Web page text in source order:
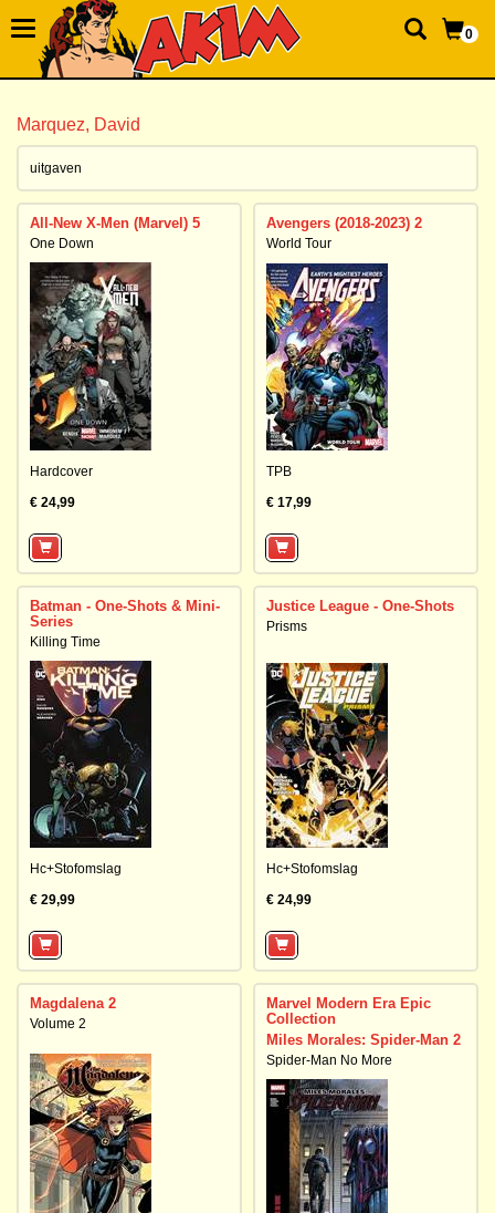
0
Marquez, David
uitgaven
All-New X-Men (Marvel) 5
One Down
Hardcover
€ 24,99
Avengers (2018-2023) 2
World Tour
TPB
€ 17,99
Batman - One-Shots & Mini-
Series
Killing Time
Hc+Stofomslag
€ 29,99
Justice League - One-Shots
Prisms
Hc+Stofomslag
€ 24,99
Magdalena 2
Volume 2
Marvel Modern Era Epic
Collection
Miles Morales: Spider-Man 2
Spider-Man No More